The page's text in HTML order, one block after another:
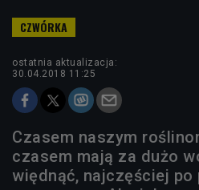
ostatnia aktualizacja:
30.04.2018 11:25
Czasem naszym
czasem mają za dużo
więdnąć, najczęściej po